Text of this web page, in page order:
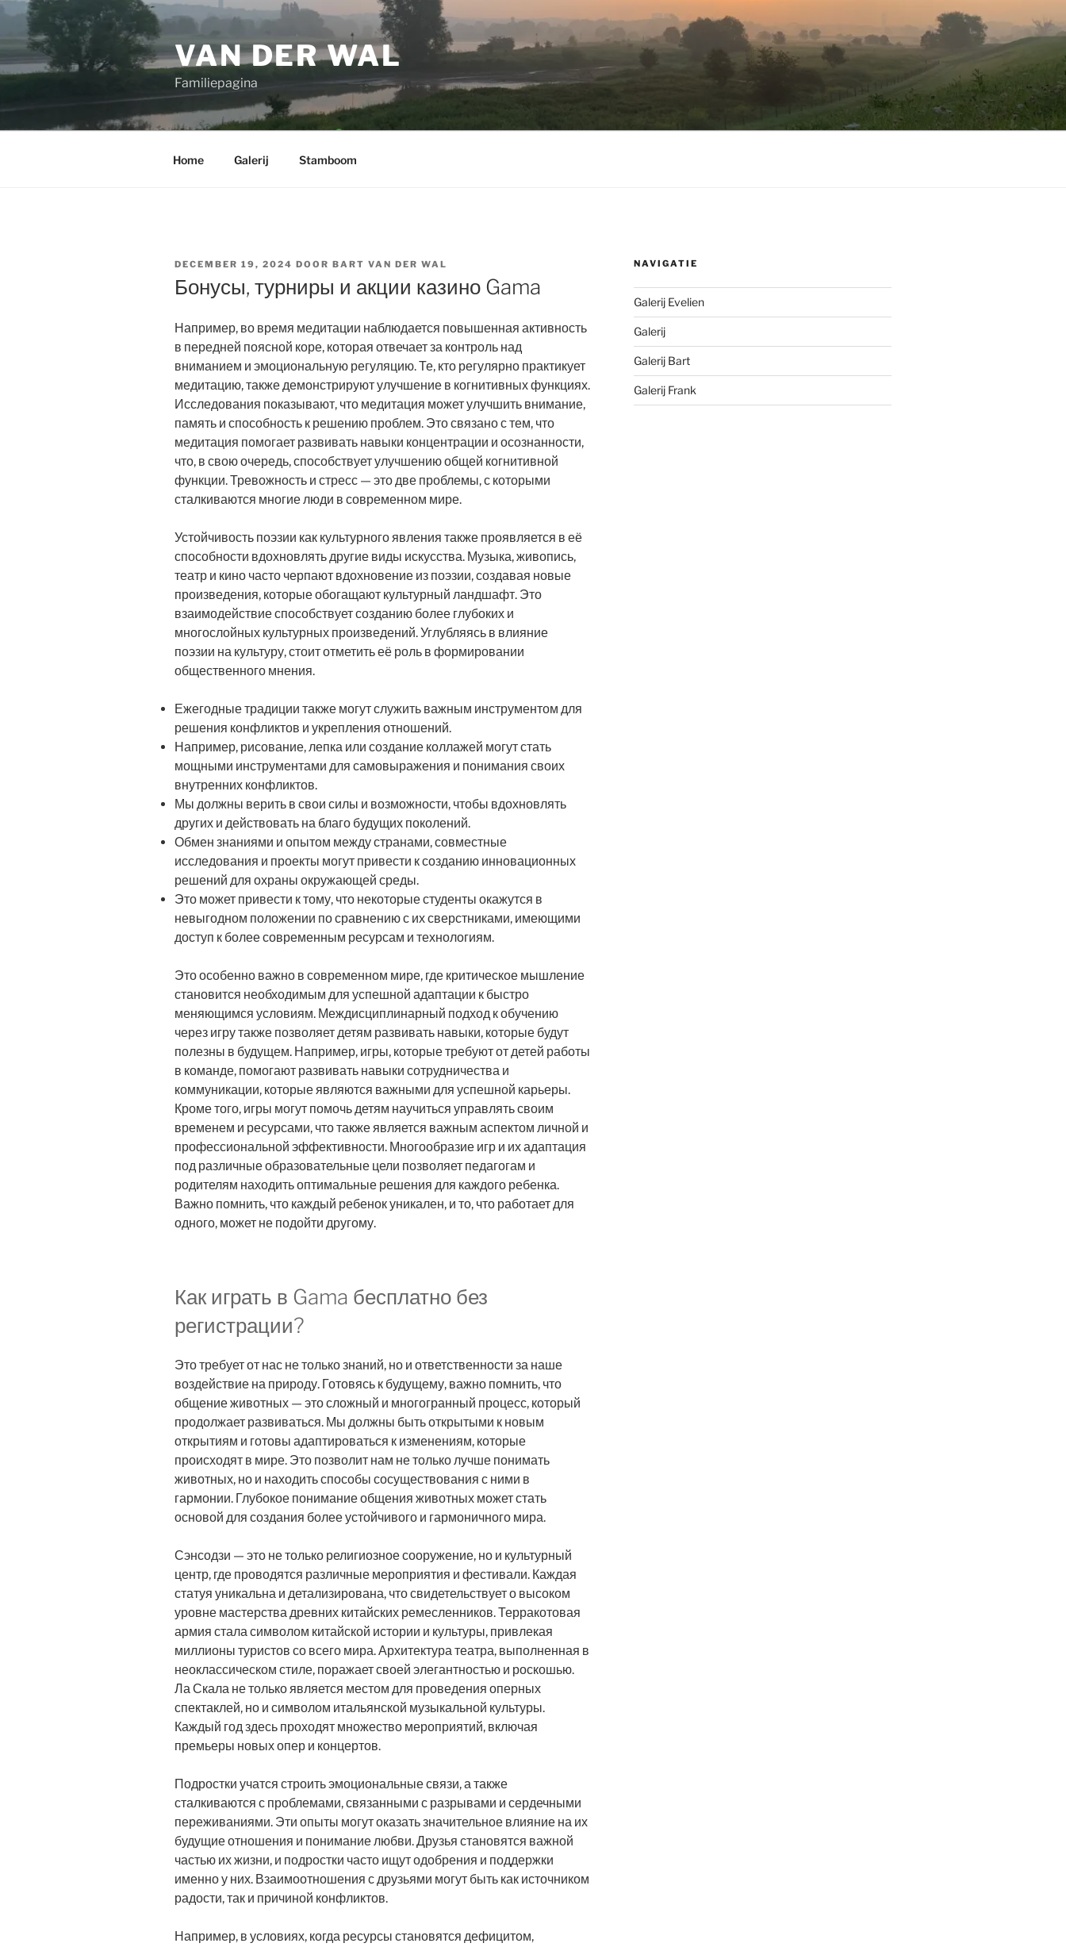
Ga
de
inhoud
VAN DER WAL
Familiepagina
Home Galerij Stamboom
GEPLAATST
DECEMBER 19, 2024 DOOR BART VAN DER WAL
Бонусы, турниры и акции казино Gama
Например, во время медитации наблюдается повышенная активность
в передней поясной коре, которая отвечает за контроль над
вниманием и эмоциональную регуляцию. Те, кто регулярно практикует
медитацию, также демонстрируют улучшение в когнитивных функциях.
Исследования показывают, что медитация может улучшить внимание,
память и способность к решению проблем. Это связано с тем, что
медитация помогает развивать навыки концентрации и осознанности,
что, в свою очередь, способствует улучшению общей когнитивной
функции. Тревожность и стресс — это две проблемы, с которыми
сталкиваются многие люди в современном мире.
Устойчивость поэзии как культурного явления также проявляется в её
способности вдохновлять другие виды искусства. Музыка, живопись,
театр и кино часто черпают вдохновение из поэзии, создавая новые
произведения, которые обогащают культурный ландшафт. Это
взаимодействие способствует созданию более глубоких и
многослойных культурных произведений. Углубляясь в влияние
поэзии на культуру, стоит отметить её роль в формировании
общественного мнения.
Ежегодные традиции также могут служить важным инструментом для
решения конфликтов и укрепления отношений.
Например, рисование, лепка или создание коллажей могут стать
мощными инструментами для самовыражения и понимания своих
внутренних конфликтов.
Мы должны верить в свои силы и возможности, чтобы вдохновлять
других и действовать на благо будущих поколений.
Обмен знаниями и опытом между странами, совместные
исследования и проекты могут привести к созданию инновационных
решений для охраны окружающей среды.
Это может привести к тому, что некоторые студенты окажутся в
невыгодном положении по сравнению с их сверстниками, имеющими
доступ к более современным ресурсам и технологиям.
Это особенно важно в современном мире, где критическое мышление
становится необходимым для успешной адаптации к быстро
меняющимся условиям. Междисциплинарный подход к обучению
через игру также позволяет детям развивать навыки, которые будут
полезны в будущем. Например, игры, которые требуют от детей работы
в команде, помогают развивать навыки сотрудничества и
коммуникации, которые являются важными для успешной карьеры.
Кроме того, игры могут помочь детям научиться управлять своим
временем и ресурсами, что также является важным аспектом личной и
профессиональной эффективности. Многообразие игр и их адаптация
под различные образовательные цели позволяет педагогам и
родителям находить оптимальные решения для каждого ребенка.
Важно помнить, что каждый ребенок уникален, и то, что работает для
одного, может не подойти другому.
Как играть в Gama бесплатно без
регистрации?
Это требует от нас не только знаний, но и ответственности за наше
воздействие на природу. Готовясь к будущему, важно помнить, что
общение животных — это сложный и многогранный процесс, который
продолжает развиваться. Мы должны быть открытыми к новым
открытиям и готовы адаптироваться к изменениям, которые
происходят в мире. Это позволит нам не только лучше понимать
животных, но и находить способы сосуществования с ними в
гармонии. Глубокое понимание общения животных может стать
основой для создания более устойчивого и гармоничного мира.
Сэнсодзи — это не только религиозное сооружение, но и культурный
центр, где проводятся различные мероприятия и фестивали. Каждая
статуя уникальна и детализирована, что свидетельствует о высоком
уровне мастерства древних китайских ремесленников. Терракотовая
армия стала символом китайской истории и культуры, привлекая
миллионы туристов со всего мира. Архитектура театра, выполненная в
неоклассическом стиле, поражает своей элегантностью и роскошью.
Ла Скала не только является местом для проведения оперных
спектаклей, но и символом итальянской музыкальной культуры.
Каждый год здесь проходят множество мероприятий, включая
премьеры новых опер и концертов.
Подростки учатся строить эмоциональные связи, а также
сталкиваются с проблемами, связанными с разрывами и сердечными
переживаниями. Эти опыты могут оказать значительное влияние на их
будущие отношения и понимание любви. Друзья становятся важной
частью их жизни, и подростки часто ищут одобрения и поддержки
именно у них. Взаимоотношения с друзьями могут быть как источником
радости, так и причиной конфликтов.
Например, в условиях, когда ресурсы становятся дефицитом,
NAVIGATIE
Galerij Evelien
Galerij
Galerij Bart
Galerij Frank